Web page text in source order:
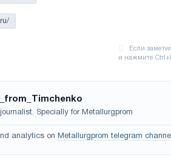
Specially for Metallurgprom
analytics on Metallurgprom telegram channel